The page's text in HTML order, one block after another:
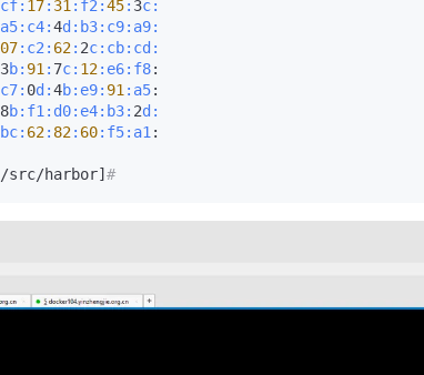
cf: 17: 31 :f2 :45: 3c:
:c4:4d: b3: c9: a9:
07:c2 : 62: 2c: cb: cd:
3b: 91 : 7c: 12:e6:f8:
: 0d:4b: e9: 91 :a5:
8b: f1: d0: e4: b3: 2d:
: 62: 82: 60:f5:a1 :
harbor] #